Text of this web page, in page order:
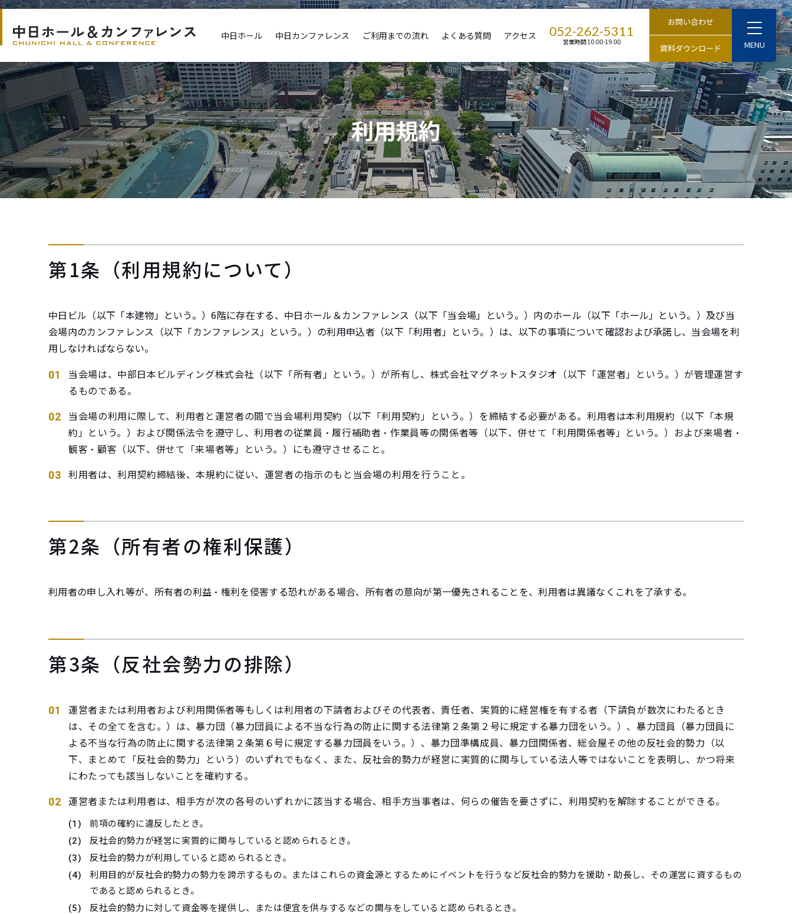
S
t
o
e
m
a
i
中日ホール 中日カンファレンス ご利用までの流れ よくある質問 アクセス 052-262-5311
営業時間 10:00-19:00
T
o
g
g
l
e
M
e
n
u
利用規約
第1条（利用規約について）
中日ビル（以下「本建物」という。）6階に存在する、中日ホール＆カンファレンス（以下「当会場」という。）内のホール（以下「ホール」という。）及び当
会場内のカンファレンス（以下「カンファレンス」という。）の利用申込者（以下「利用者」という。）は、以下の事項について確認および承諾し、当会場を利
用しなければならない。
当会場は、中部日本ビルディング株式会社（以下「所有者」という。）が所有し、株式会社マグネットスタジオ（以下「運営者」という。）が管理運営す
るものである。
当会場の利用に際して、利用者と運営者の間で当会場利用契約（以下「利用契約」という。）を締結する必要がある。利用者は本利用規約（以下「本規
約」という。）および関係法令を遵守し、利用者の従業員・履行補助者・作業員等の関係者等（以下、併せて「利用関係者等」という。）および来場者・
観客・顧客（以下、併せて「来場者等」という。）にも遵守させること。
利用者は、利用契約締結後、本規約に従い、運営者の指示のもと当会場の利用を行うこと。
第2条（所有者の権利保護）
利用者の申し入れ等が、所有者の利益・権利を侵害する恐れがある場合、所有者の意向が第一優先されることを、利用者は異議なくこれを了承する。
第3条（反社会勢力の排除）
運営者または利用者および利用関係者等もしくは利用者の下請者およびその代表者、責任者、実質的に経営権を有する者（下請負が数次にわたるとき
は、その全てを含む。）は、暴力団（暴力団員による不当な行為の防止に関する法律第２条第２号に規定する暴力団をいう。）、暴力団員（暴力団員に
よる不当な行為の防止に関する法律第２条第６号に規定する暴力団員をいう。）、暴力団準構成員、暴力団関係者、総会屋その他の反社会的勢力（以
下、まとめて「反社会的勢力」という）のいずれでもなく、また、反社会的勢力が経営に実質的に関与している法人等ではないことを表明し、かつ将来
にわたっても該当しないことを確約する。
運営者または利用者は、相手方が次の各号のいずれかに該当する場合、相手方当事者は、何らの催告を要さずに、利用契約を解除することができる。
前項の確約に違反したとき。
反社会的勢力が経営に実質的に関与していると認められるとき。
反社会的勢力が利用していると認められるとき。
利用目的が反社会的勢力の勢力を誇示するもの。またはこれらの資金源とするためにイベントを行うなど反社会的勢力を援助・助長し、その運営に資するもの
であると認められるとき。
反社会的勢力に対して資金等を提供し、または便宜を供与するなどの関与をしていると認められるとき。